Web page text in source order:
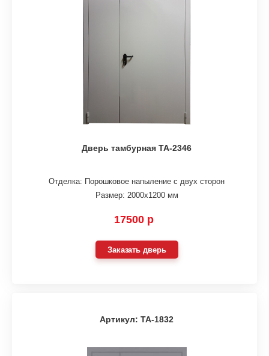
Дверь тамбурная ТА-2346
Отделка: Порошковое напыление с двух сторон
Размер: 2000х1200 мм
17500 р
Заказать дверь
Артикул: ТА-1832